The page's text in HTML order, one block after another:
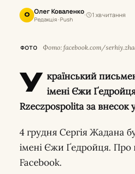
О Олег Коваленко
Редакція · Push
1 хв читання
ФОТО Фото: facebook.com/
У країнський
імені Єжи
Rzeczpospolita за внесок
4 грудня Сергія Жадана
імені Єжи Ґедройця. Про
Facebook.